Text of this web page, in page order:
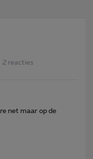
2 reacties
net maar op de